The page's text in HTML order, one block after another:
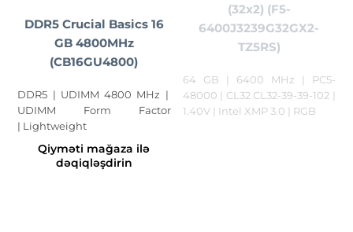
DDR5 Crucial Basics 16
GB 4800MHz
(CB16GU4800)
DDR5 | UDIMM 4800 MHz |
‎UDIMM Form Factor
| ‎Lightweight
Qiyməti mağaza ilə
dəqiqləşdirin
(32x2) (F5-
6400J3239G32GX2-
TZ5RS)
64 GB | 6400 MHz | PC5-
48000 | CL32 CL32-39-39-102 |
1.40V | Intel XMP 3.0 | RGB